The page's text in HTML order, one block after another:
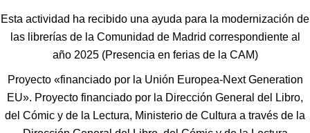
Esta actividad ha recibido una ayuda para la modernización de
las librerías de la Comunidad de Madrid correspondiente al
año 2025 (Presencia en ferias de la CAM)
Proyecto «financiado por la Unión Europea-Next Generation
EU». Proyecto financiado por la Dirección General del Libro,
del Cómic y de la Lectura, Ministerio de Cultura a través de la